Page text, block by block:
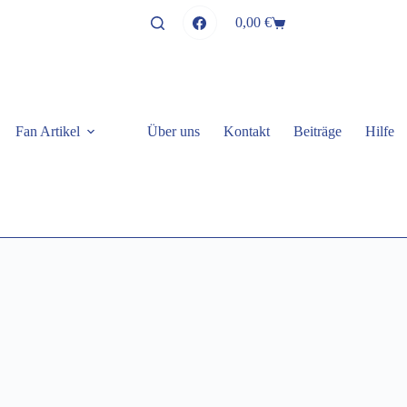
Warenkorb
0,00 €
Fan Artikel Über uns Kontakt Beiträge Hilfe